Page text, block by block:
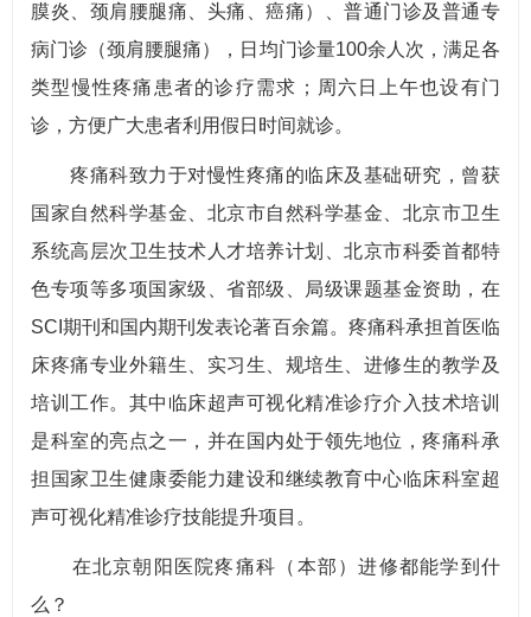
膜炎、颈肩腰腿痛、头痛、癌痛）、普通门诊及普通专
病门诊（颈肩腰腿痛），日均门诊量100余人次，满足各
类型慢性疼痛患者的诊疗需求；周六日上午也设有门
诊，方便广大患者利用假日时间就诊。
疼痛科致力于对慢性疼痛的临床及基础研究，曾获
国家自然科学基金、北京市自然科学基金、北京市卫生
系统高层次卫生技术人才培养计划、北京市科委首都特
色专项等多项国家级、省部级、局级课题基金资助，在
SCI期刊和国内期刊发表论著百余篇。疼痛科承担首医临
床疼痛专业外籍生、实习生、规培生、进修生的教学及
培训工作。其中临床超声可视化精准诊疗介入技术培训
是科室的亮点之一，并在国内处于领先地位，疼痛科承
担国家卫生健康委能力建设和继续教育中心临床科室超
声可视化精准诊疗技能提升项目。
在北京朝阳医院疼痛科（本部）进修都能学到什
么？